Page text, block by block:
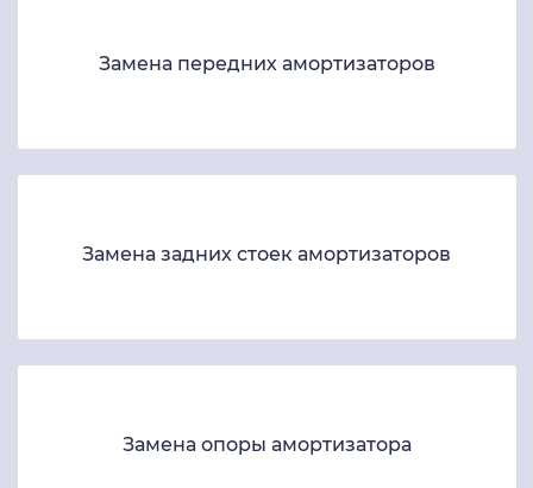
Замена передних амортизаторов
Замена задних стоек амортизаторов
Замена опоры амортизатора